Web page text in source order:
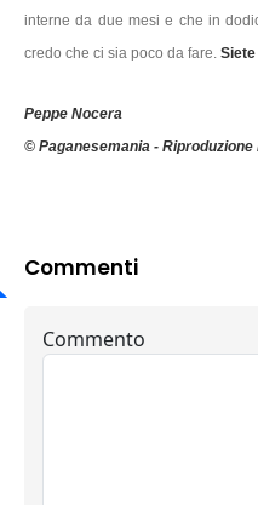
interne da due mesi e che in
credo che ci sia poco da fare.
Peppe Nocera
© Paganesemania -
Commenti